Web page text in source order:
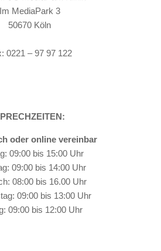
Im MediaPark 3
50670 Köln
0221 – 97 97 122
oder online vereinbar
09:00 bis 15:00 Uhr
09:00 bis 14:00 Uhr
08:00 bis 16.00 Uhr
09:00 bis 13:00 Uhr
09:00 bis 12:00 Uhr